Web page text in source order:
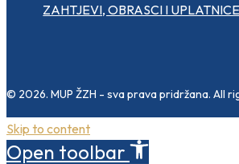
ZAHTJEVI, OBRASCI I UPLATNICE
© 2026. MUP ŽZH - sva prava pridržana. All
Skip to content
Open toolbar